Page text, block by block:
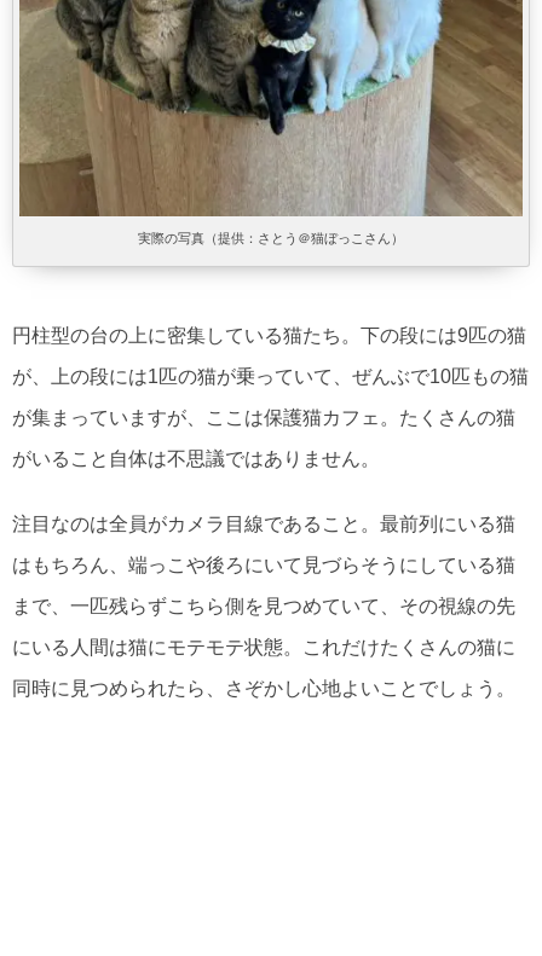
実際の写真（提供：さとう＠猫ぼっこさん）
円柱型の台の上に密集している猫たち。下の段には9匹の猫
が、上の段には1匹の猫が乗っていて、ぜんぶで10匹もの猫
が集まっていますが、ここは保護猫カフェ。たくさんの猫
がいること自体は不思議ではありません。
注目なのは全員がカメラ目線であること。最前列にいる猫
はもちろん、端っこや後ろにいて見づらそうにしている猫
まで、一匹残らずこちら側を見つめていて、その視線の先
にいる人間は猫にモテモテ状態。これだけたくさんの猫に
同時に見つめられたら、さぞかし心地よいことでしょう。